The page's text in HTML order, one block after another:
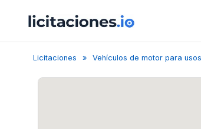
Licitaciones Vehículos de motor para